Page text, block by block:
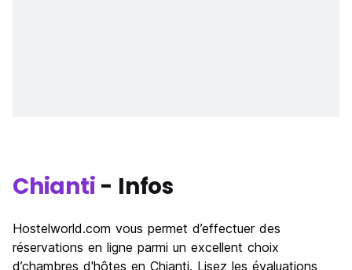
Chianti - Infos
Hostelworld.com vous permet d’effectuer des
réservations en ligne parmi un excellent choix
d’chambres d'hôtes en Chianti. Lisez les évaluations